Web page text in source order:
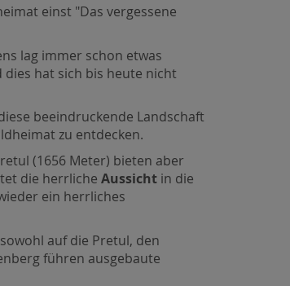
einst "Das vergessene
lag immer schon etwas
hat sich bis heute nicht
beeindruckende Landschaft
zu entdecken.
(1656 Meter) bieten aber
die herrliche Aussicht in die
ein herrliches
auf die Pretul, den
führen ausgebaute